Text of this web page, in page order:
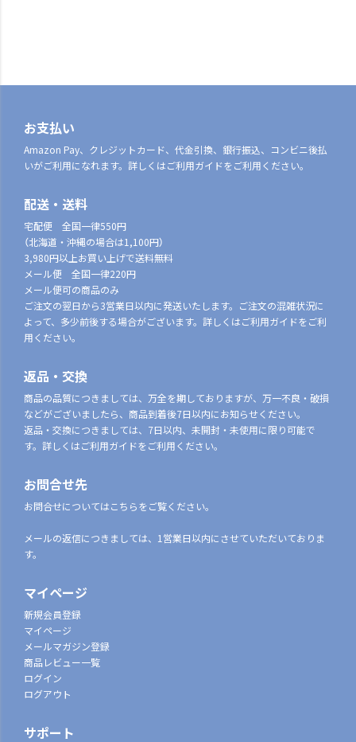
お支払い
Amazon Pay、クレジットカード、代金引換、銀行振込、コンビニ後払
いがご利用になれます。詳しくはご利用ガイドをご利用ください。
配送・送料
宅配便 全国一律550円
（北海道・沖縄の場合は1,100円）
3,980円以上お買い上げで送料無料
メール便 全国一律220円
メール便可の商品のみ
ご注文の翌日から3営業日以内に発送いたします。ご注文の混雑状況に
よって、多少前後する場合がございます。詳しくはご利用ガイドをご利
用ください。
返品・交換
商品の品質につきましては、万全を期しておりますが、万一不良・破損
などがございましたら、商品到着後7日以内にお知らせください。
返品・交換につきましては、7日以内、未開封・未使用に限り可能で
す。詳しくはご利用ガイドをご利用ください。
お問合せ先
お問合せについてはこちらをご覧ください。
メールの返信につきましては、1営業日以内にさせていただいておりま
す。
マイページ
新規会員登録
マイページ
メールマガジン登録
商品レビュー一覧
ログイン
ログアウト
サポート